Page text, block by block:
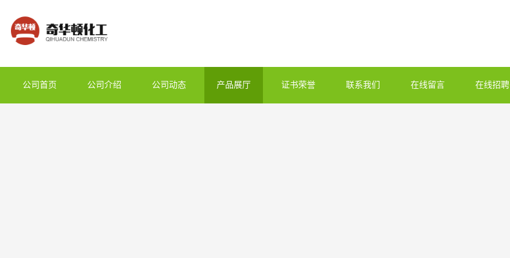
公司首页 公司介绍 公司动态 产品展厅 证书荣誉 联系我们 在线留言 在线招聘